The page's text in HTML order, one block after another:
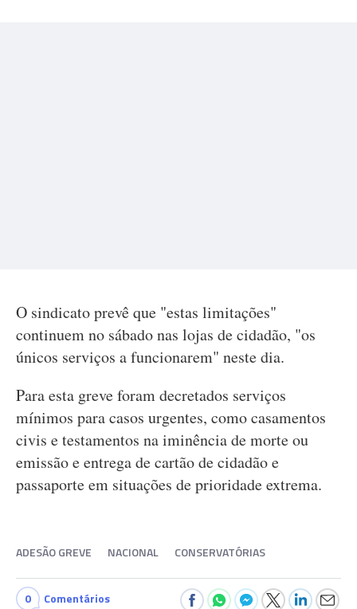
O sindicato prevê que "estas limitações"
continuem no sábado nas lojas de cidadão, "os
únicos serviços a funcionarem" neste dia.
Para esta greve foram decretados serviços
mínimos para casos urgentes, como casamentos
civis e testamentos na iminência de morte ou
emissão e entrega de cartão de cidadão e
passaporte em situações de prioridade extrema.
ADESÃO GREVE NACIONAL CONSERVATÓRIAS
0 Comentários